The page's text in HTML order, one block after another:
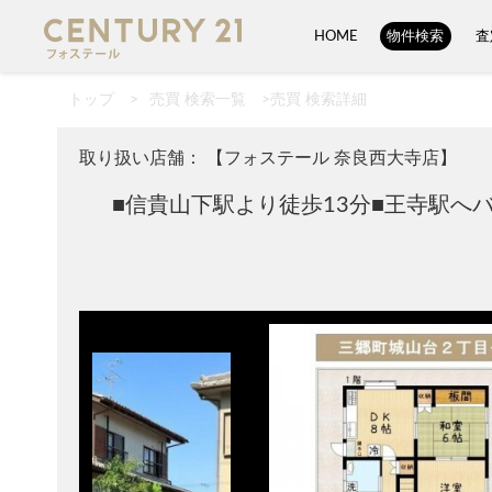
HOME 物件検索 査
トップ > 売買 検索一覧 >売買 検索詳細
取り扱い店舗： 【フォステール 奈良西大寺店】
■信貴山下駅より徒歩13分■王寺駅へ